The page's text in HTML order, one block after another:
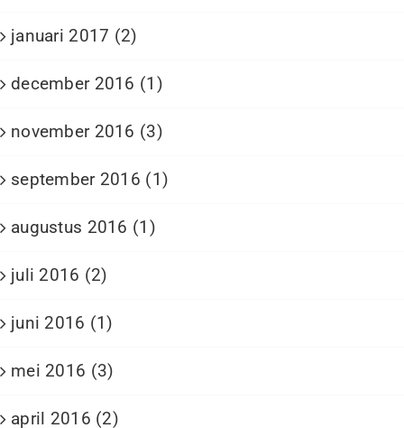
januari 2017 (2)
december 2016 (1)
november 2016 (3)
september 2016 (1)
augustus 2016 (1)
juli 2016 (2)
juni 2016 (1)
mei 2016 (3)
april 2016 (2)